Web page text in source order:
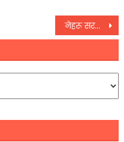
नेहरू सरनेम टिप्पणी: कांग्रेस ने PM मोदी के खिलाफ विशेषाधिकार हनन प्रस्ताव किया पेश